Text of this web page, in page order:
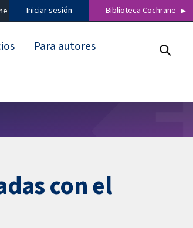
Iniciar sesión Biblioteca Cochrane
Para autores
con el